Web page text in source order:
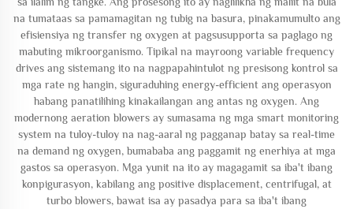
na tumataas sa pamamagitan ng tubig na basura, pinakamumulto ang
efisiensiya ng transfer ng oxygen at pagsusupporta sa paglago ng
mabuting mikroorganismo. Tipikal na mayroong variable frequency
drives ang sistemang ito na nagpapahintulot ng presisong kontrol sa
mga rate ng hangin, siguraduhing energy-efficient ang operasyon
habang panatilihing kinakailangan ang antas ng oxygen. Ang
modernong aeration blowers ay sumasama ng mga smart monitoring
system na tuloy-tuloy na nag-aaral ng pagganap batay sa real-time
na demand ng oxygen, bumababa ang paggamit ng enerhiya at mga
gastos sa operasyon. Mga yunit na ito ay magagamit sa iba't ibang
konpigurasyon, kabilang ang positive displacement, centrifugal, at
turbo blowers, bawat isa ay pasadya para sa iba't ibang